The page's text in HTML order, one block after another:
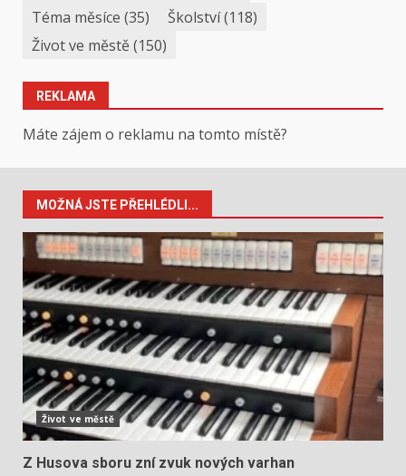
Téma měsíce (35) Školství(118)
Život ve městě(150)
REKLAMA
Máte zájem o reklamu na tomto místě?
MOŽNÁ JSTE PŘEHLÉDLI...
Život ve městě
Z Husova sboru zní zvuk nových varhan